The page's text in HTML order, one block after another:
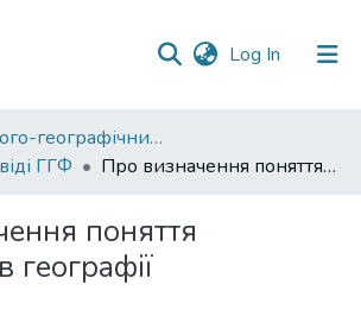
Log In (current)
03. Геолого-географічний факультет
ГГФ
Про визначення поняття «естуарій» в географії
поняття
географії